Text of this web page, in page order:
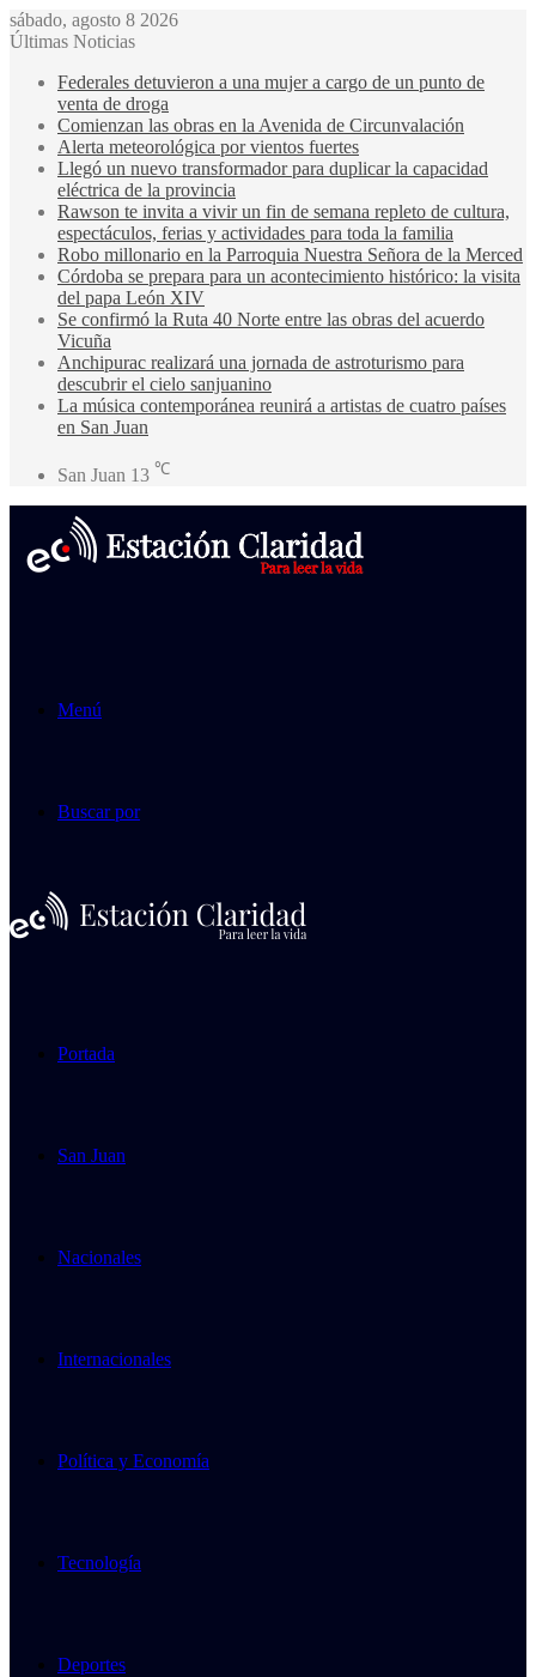
sábado, agosto 8 2026
Últimas Noticias
Federales detuvieron a una mujer a cargo de un punto de
venta de droga
Comienzan las obras en la Avenida de Circunvalación
Alerta meteorológica por vientos fuertes
Llegó un nuevo transformador para duplicar la capacidad
eléctrica de la provincia
Rawson te invita a vivir un fin de semana repleto de cultura,
espectáculos, ferias y actividades para toda la familia
Robo millonario en la Parroquia Nuestra Señora de la Merced
Córdoba se prepara para un acontecimiento histórico: la visita
del papa León XIV
Se confirmó la Ruta 40 Norte entre las obras del acuerdo
Vicuña
Anchipurac realizará una jornada de astroturismo para
descubrir el cielo sanjuanino
La música contemporánea reunirá a artistas de cuatro países
en San Juan
San Juan 13 ℃
Menú
Buscar por
Portada
San Juan
Nacionales
Internacionales
Política y Economía
Tecnología
Deportes